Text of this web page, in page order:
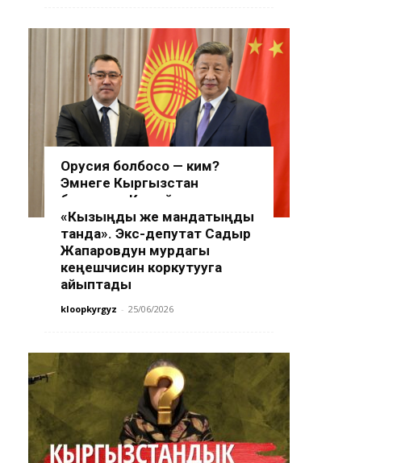
Орусия болбосо — ким?
Эмнеге Кыргызстан
бензинди Кытайдан издөөгө
аргасыз?
kloopkyrgyz - 07/07/2026
«Кызыңды же мандатыңды
танда». Экс-депутат Садыр
Жапаровдун мурдагы
кеңешчисин коркутууга
айыптады
kloopkyrgyz - 25/06/2026